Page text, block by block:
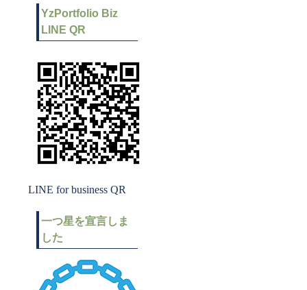
YzPortfolio Biz
LINE QR
LINE for business QR
一つ星を宣言しま
した